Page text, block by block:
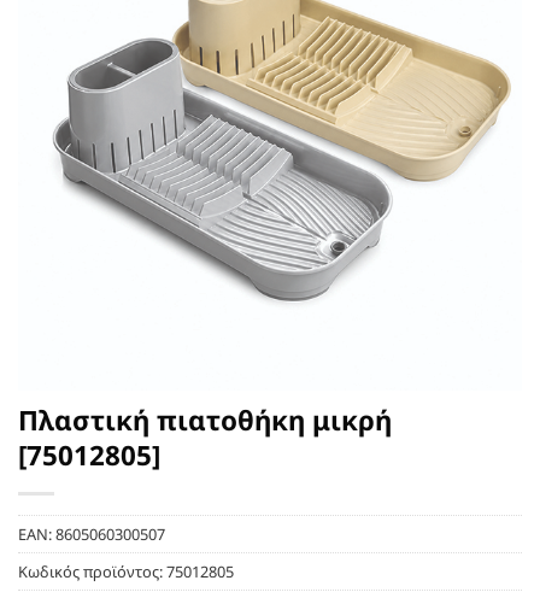
Πλαστική πιατοθήκη μικρή
[75012805]
EAN:8605060300507
Κωδικός προϊόντος:75012805